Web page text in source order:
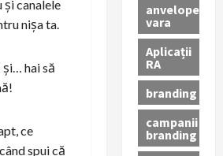
canalele
nișa ta.
și… hai să
ce
spui că
anvelope
vara
Aplicații
RA
branding
campanii
branding